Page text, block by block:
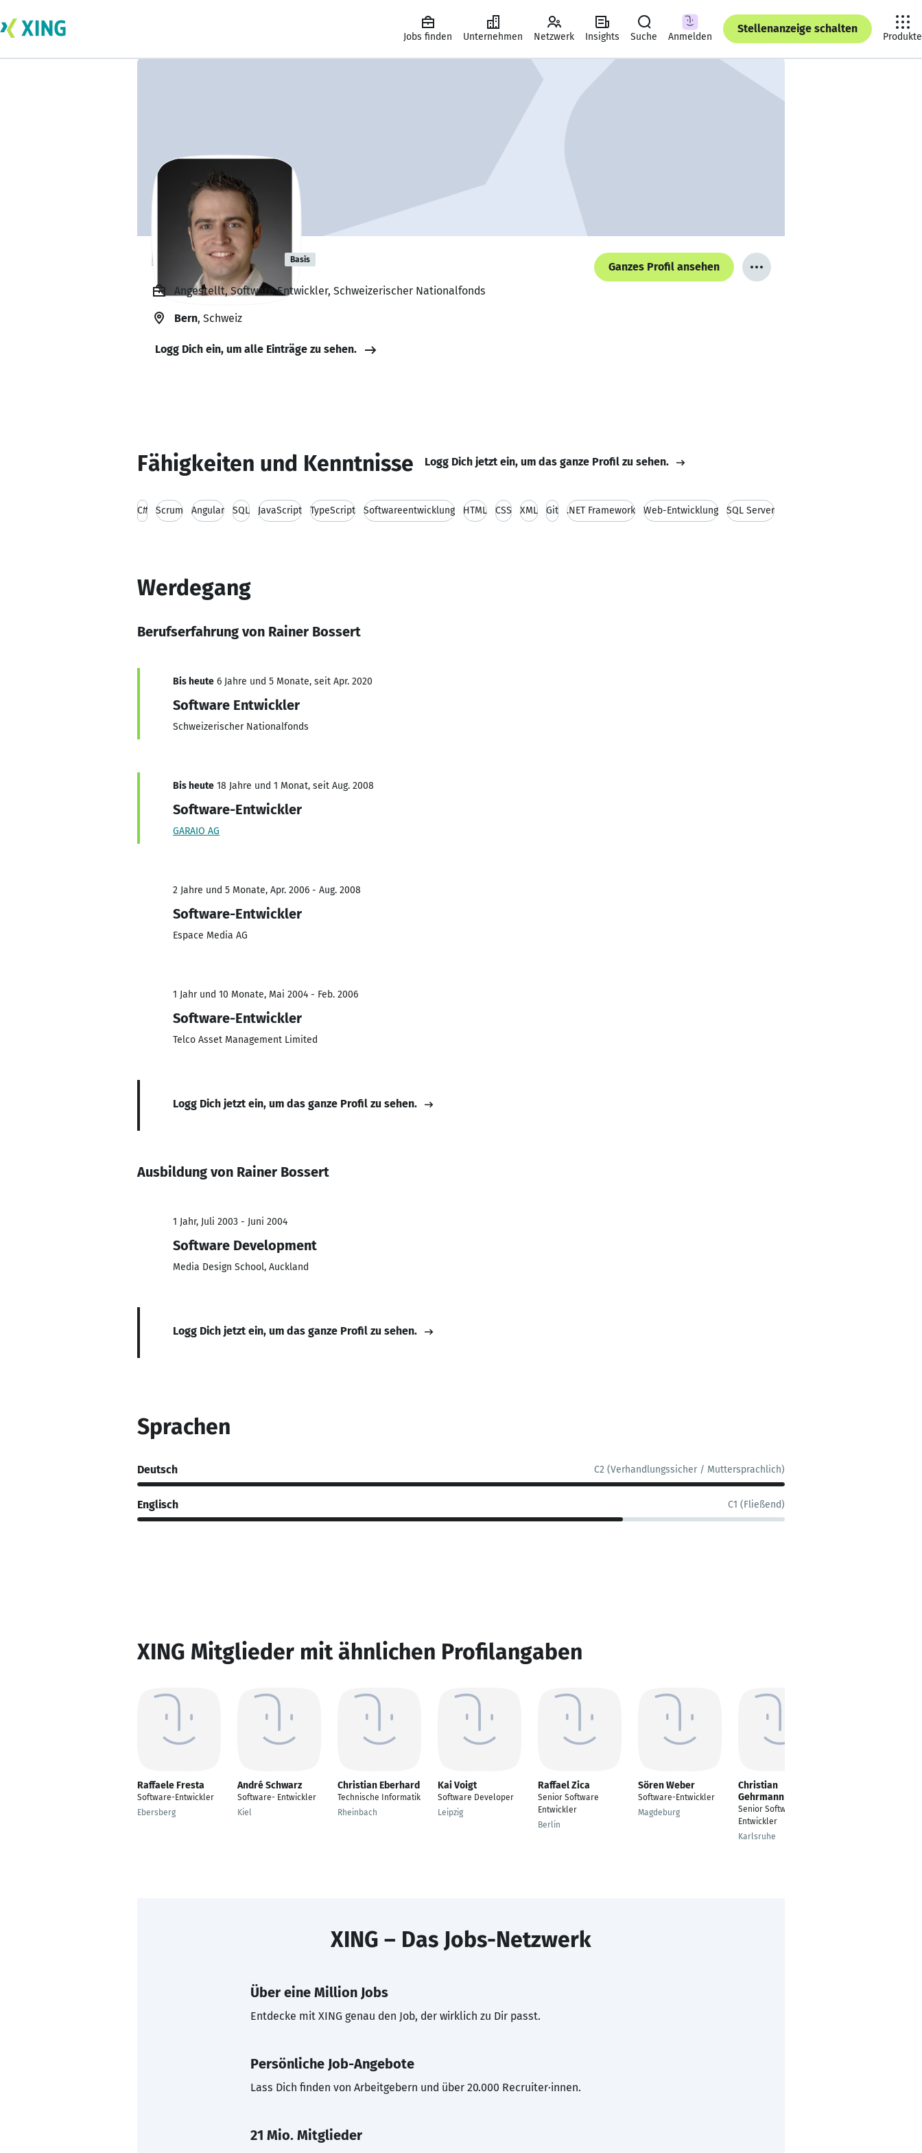
Jobs finden Unternehmen Netzwerk Insights Suche Anmelden
Stellenanzeige schalten
Produkte
Rainer Bossert Basis
Ganzes Profil ansehen
Angestellt, Software Entwickler, Schweizerischer Nationalfonds
Bern, Schweiz
Logg Dich ein, um alle Einträge zu sehen.
Fähigkeiten und Kenntnisse Logg Dich jetzt ein, um das ganze Profil zu sehen.
C# Scrum Angular SQL JavaScript TypeScript Softwareentwicklung HTML CSS XML Git .NET Framework Web-Entwicklung SQL Server
Werdegang
Berufserfahrung von Rainer Bossert
Bis heute 6 Jahre und 5 Monate, seit Apr. 2020
Software Entwickler
Schweizerischer Nationalfonds
Bis heute 18 Jahre und 1 Monat, seit Aug. 2008
Software-Entwickler
GARAIO AG
2 Jahre und 5 Monate, Apr. 2006 - Aug. 2008
Software-Entwickler
Espace Media AG
1 Jahr und 10 Monate, Mai 2004 - Feb. 2006
Software-Entwickler
Telco Asset Management Limited
Logg Dich jetzt ein, um das ganze Profil zu sehen.
Ausbildung von Rainer Bossert
1 Jahr, Juli 2003 - Juni 2004
Software Development
Media Design School, Auckland
Logg Dich jetzt ein, um das ganze Profil zu sehen.
Sprachen
Deutsch C2 (Verhandlungssicher / Muttersprachlich)
Englisch C1 (Fließend)
XING Mitglieder mit ähnlichen Profilangaben
Raffaele Fresta
Software-Entwickler
Ebersberg
André Schwarz
Software- Entwickler
Kiel
Christian Eberhard
Technische Informatik
Rheinbach
Kai Voigt
Software Developer
Leipzig
Raffael Zica
Senior Software
Entwickler
Berlin
Sören Weber
Software-Entwickler
Magdeburg
Christian
Gehrmann
Senior Software
Entwickler
Karlsruhe
XING – Das Jobs-Netzwerk
Über eine Million Jobs
Entdecke mit XING genau den Job, der wirklich zu Dir passt.
Persönliche Job-Angebote
Lass Dich finden von Arbeitgebern und über 20.000 Recruiter·innen.
21 Mio. Mitglieder